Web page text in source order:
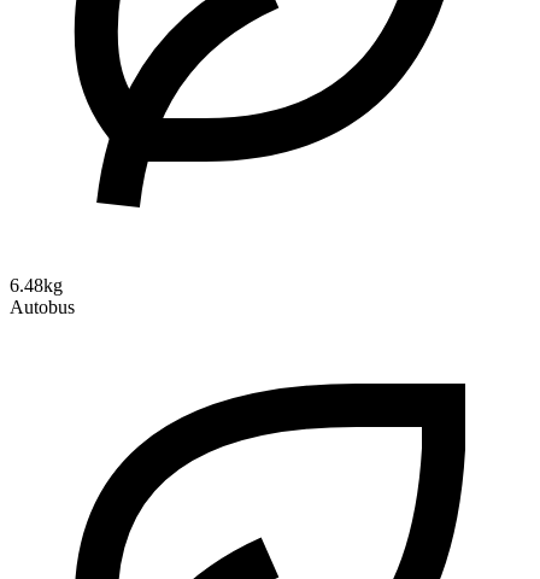
6.48kg
Autobus